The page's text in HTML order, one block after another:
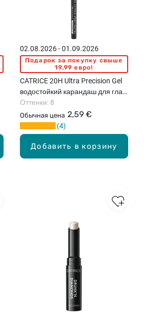
Добавить в корзину
02.08.2026 - 01.09.2026
Подарок за покупку свыше
19,99 евро!
CATRICE 20H Ultra Precision Gel
водостойкий карандаш для глаз,
0.28г
Обычная цена 2,59 €
Оттенки: 8
4